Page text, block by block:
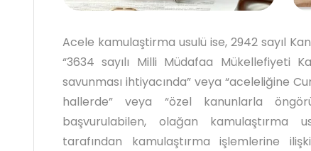
Acele kamulaştirma usulü ise, 2942 sayıl
“3634 sayılı Milli Müdafaa Mükellefiyeti
savunması ihtiyacında” veya “aceleliğine
hallerde” veya “özel kanunlarla
başvurulabilen, olağan kamulaştırma
tarafından kamulaştırma işlemlerine